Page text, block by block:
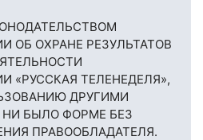
ОБ ОХРАНЕ РЕЗУЛЬТАТОВ
«РУССКАЯ ТЕЛЕНЕДЕЛЯ»,
ДРУГИМИ
БЫЛО ФОРМЕ БЕЗ
ПРАВООБЛАДАТЕЛЯ.